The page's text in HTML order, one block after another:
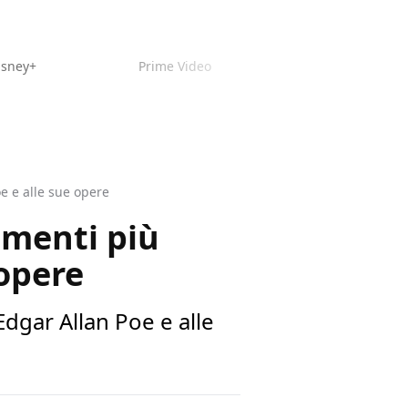
Prime Video
e alle sue opere
più
Allan Poe e alle